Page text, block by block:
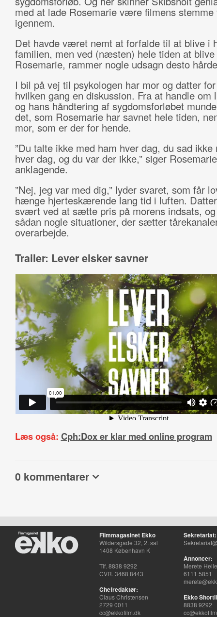
med at lade Rosemarie være filmens stemme
igennem.
Det havde været nemt at forfalde til at blive i
familien, men ved (næsten) hele tiden at blive
Rosemarie, rammer nogle udsagn desto
I bil på vej til psykologen har mor og datter
hvilken gang en diskussion. Fra at handle om
og hans håndtering af sygdomsforløbet
det, som Rosemarie har savnet hele tiden,
mor, som er der for hende.
”Du talte ikke med ham hver dag, du sad ikke
hver dag, og du var der ikke,” siger Rosemarie
anklagende.
”Nej, jeg var med dig,” lyder svaret, som får
hænge hjerteskærende lang tid i luften.
svært ved at sætte pris på morens indsats,
sådan nogle situationer, der sætter
overarbejde.
Trailer: Lever elsker savner
Læs også: Cph:Dox er klar med online program
0 kommentarer
Filmmagasinet Ekko
Wildersgade 32, 2. sal
1408 København K
Tlf. 8838 9292
CVR. 3468 8443
Chefredaktør:
Claus Christensen
2729 0011
cc@ekkofilm.dk
Sekretariat:
Annoncer:
Merete
6111 5851
Ekko
8838 9292